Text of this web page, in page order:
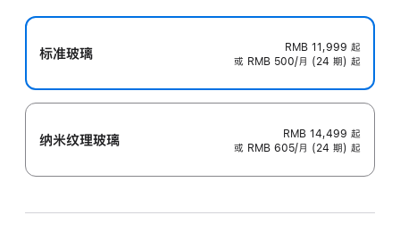
标准玻璃 RMB 11,999 起
或 RMB 500/月 (24 期) 起
纳米纹理玻璃 RMB 14,499 起
或 RMB 605/月 (24 期) 起